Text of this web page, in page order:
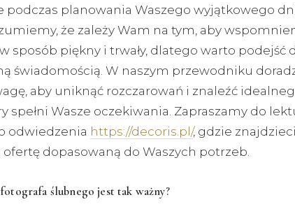
planowania Waszego wyjątkowego
że zależy Wam na tym, aby
sposób piękny i trwały, dlatego warto podejść
świadomością. W naszym przewodniku
aby uniknąć rozczarowań i znaleźć
spełni Wasze oczekiwania. Zapraszamy do
odwiedzenia https://decoris.pl/, gdzie
ofertę dopasowaną do Waszych potrzeb.
ślubnego jest tak ważny?